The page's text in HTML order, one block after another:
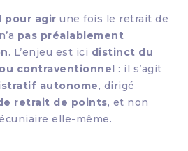
pour agir une fois le retrait de
pas préalablement
. L’enjeu est ici distinct du
contraventionnel : il s’agit
autonome, dirigé
retrait de points, et non
elle-même.